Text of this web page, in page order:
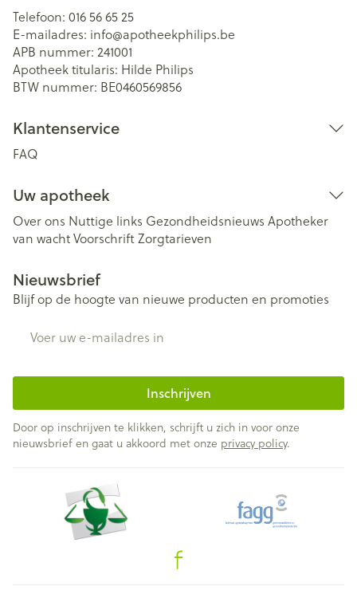
Telefoon: 016 56 65 25
E-mailadres: info@apotheekphilips.be
APB nummer: 241001
Apotheek titularis: Hilde Philips
BTW nummer: BE0460569856
Klantenservice
FAQ
Uw apotheek
Over ons Nuttige links Gezondheidsnieuws Apotheker
van wachtVoorschriftZorgtarieven
Nieuwsbrief
Blijf op de hoogte van nieuwe producten en promoties
Inschrijven
Door op inschrijven te klikken, schrijft u zich in voor onze
nieuwsbrief en gaat u akkoord met onze privacy policy.